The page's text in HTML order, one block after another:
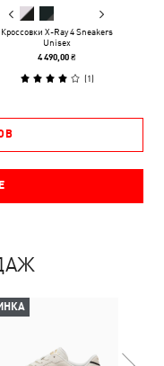
Кроссовки X-Ray 4 Sneakers
Unisex
4 490,00 ₴
(1)